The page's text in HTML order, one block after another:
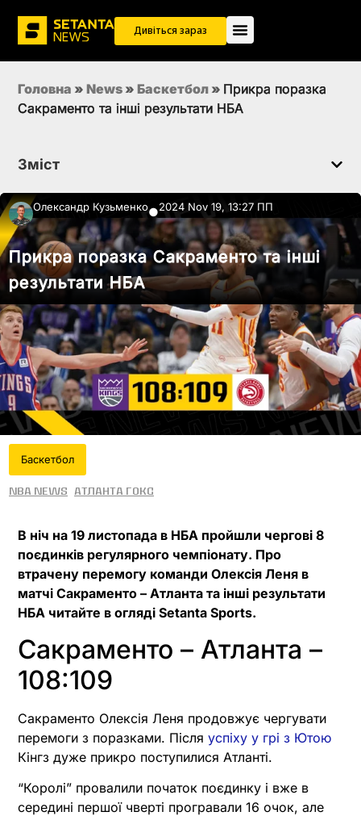
Дивіться зараз
Головна » News » Баскетбол » Прикра поразка
Сакраменто та інші результати НБА
Зміст
Олександр Кузьменко●2024 Nov 19, 13:27 ПП
Прикра поразка Сакраменто та інші
результати НБА
Баскетбол
NBA News Атланта Гокс
В ніч на 19 листопада в НБА пройшли чергові 8
поєдинків регулярного чемпіонату. Про
втрачену перемогу команди Олексія Леня в
матчі Сакраменто – Атланта та інші результати
НБА читайте в огляді Setanta Sports.
Сакраменто – Атланта –
108:109
Сакраменто Олексія Леня продовжує чергувати
перемоги з поразками. Після успіху у грі з Ютою
Кінгз дуже прикро поступилися Атланті.
“Королі” провалили початок поєдинку і вже в
середині першої чверті програвали 16 очок, але